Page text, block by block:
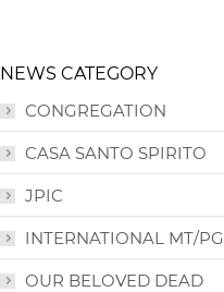
NEWS CATEGORY
CONGREGATION
CASA SANTO SPIRITO
JPIC
INTERNATIONAL MT/PG
OUR BELOVED DEAD